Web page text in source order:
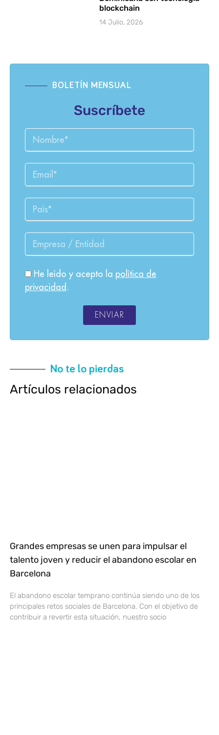
blockchain
14 Julio, 2026
BOLETÍN MENSUAL
Suscríbete
He leído y acepto la política de
privacidad .
ENVIAR
No te lo pierdas
Artículos relacionados
Grandes empresas se unen para impulsar el
talento joven y reducir el abandono escolar en
Barcelona
El abandono escolar temprano continúa siendo uno de los
principales retos sociales de Barcelona. Con el objetivo de
contribuir a revertir esta situación, nuestro socio